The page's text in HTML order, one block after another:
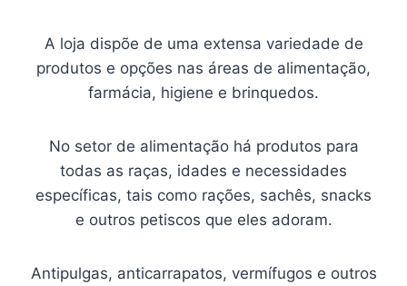
A loja dispõe de uma extensa variedade de
produtos e opções nas áreas de alimentação,
farmácia, higiene e brinquedos.
No setor de alimentação há produtos para
todas as raças, idades e necessidades
específicas, tais como rações, sachês, snacks
e outros petiscos que eles adoram.
Antipulgas, anticarrapatos, vermífugos e outros